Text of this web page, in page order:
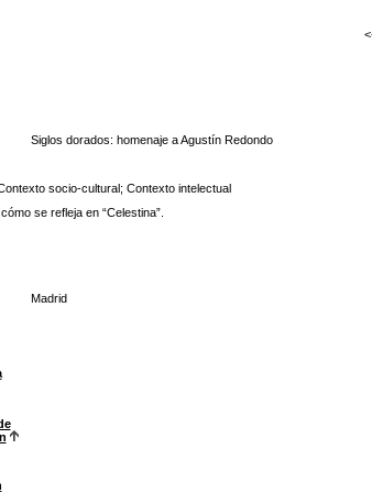
Siglos dorados: homenaje a Agustín Redondo
socio-cultural; Contexto intelectual
se refleja en “Celestina”.
Madrid